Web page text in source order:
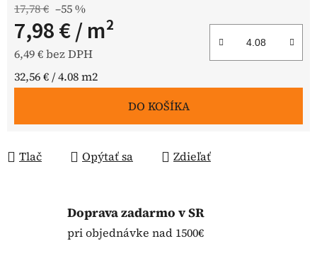
17,78 € –55 %
7,98 €/ m²
6,49 € bez DPH
Jednotková cena:
32,56 € / 4.08 m2
DO KOŠÍKA
Tlač Opýtať sa Zdieľať
Doprava zadarmo v SR
pri objednávke nad 1500€